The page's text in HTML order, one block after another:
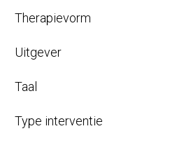
Therapievorm
Uitgever
Taal
Type interventie